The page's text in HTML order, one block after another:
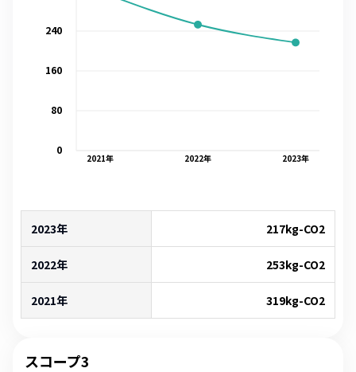
2021年 2022年 2023年
0
80
160
240
2023年 217kg-CO2
2022年 253kg-CO2
2021年 319kg-CO2
スコープ3